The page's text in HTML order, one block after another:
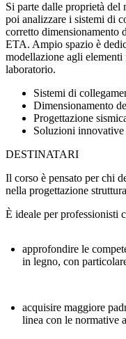
Si parte dalle proprietà del
poi analizzare i sistemi di
corretto dimensionamento
ETA. Ampio spazio è
modellazione agli
laboratorio.
Sistemi di
Dimensionamento
Progettazione
Soluzioni innovative
DESTINATARI
Il corso è pensato per chi
nella progettazione
È ideale per professionisti
approfondire le
in legno, con
acquisire maggiore
linea con le normative